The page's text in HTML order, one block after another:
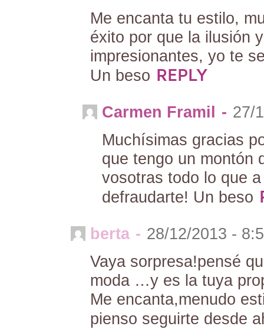
Me encanta tu estilo,
éxito por que la ilusión
impresionantes, yo te
Un beso REPLY
Carmen Framil - 27/
Muchísimas gracias
que tengo un montón
vosotras todo lo que
defraudarte! Un beso
berta - 28/12/2013 -
Vaya sorpresa!pensé
moda …y es la tuya
Me encanta,menudo
pienso seguirte desde